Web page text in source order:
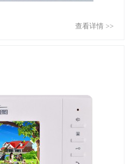
查看详情 >>